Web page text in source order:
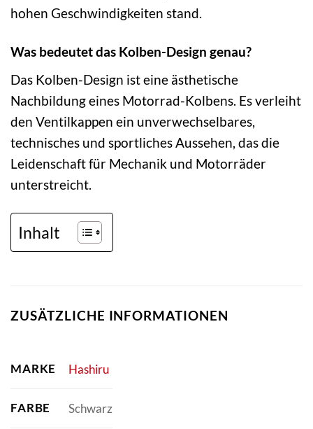
hohen Geschwindigkeiten stand.
Was bedeutet das Kolben-Design genau?
Das Kolben-Design ist eine ästhetische
Nachbildung eines Motorrad-Kolbens. Es verleiht
den Ventilkappen ein unverwechselbares,
technisches und sportliches Aussehen, das die
Leidenschaft für Mechanik und Motorräder
unterstreicht.
Inhalt
ZUSÄTZLICHE INFORMATIONEN
MARKE Hashiru
FARBE Schwarz